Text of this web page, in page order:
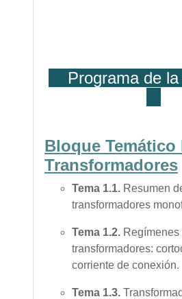
Programa de la
Bloque Temático
Transformadores
Tema 1.1. Resumen
transformadores
Tema 1.2.
transformadores:
corriente de conexión.
Tema 1.3.